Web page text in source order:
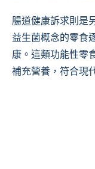
腸道健康訴求則是
益生菌概念的零食
康。這類功能性零
補充營養，符合現